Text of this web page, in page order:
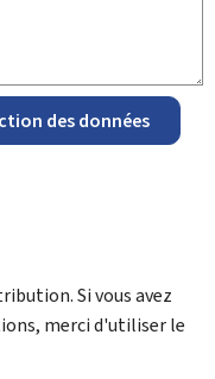
des données
Si vous avez
merci d'utiliser le